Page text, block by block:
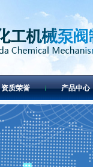
资质荣誉 产品中心